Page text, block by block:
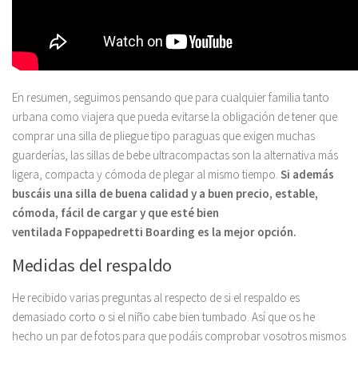
En resumen, seguimos pensando que para cualquier familia tanto
urbana como viajera que pueda evitarse la obligación de tener que
comprar una silla de pliegue tipo paraguas que exigen muchas
guarderías, las sillas de bebe ultracompactas son la alternativa más
ligera, compacta y cómoda de plegar al mismo tiempo. Si además
buscáis una silla de buena calidad y a buen precio, estable,
cómoda, fácil de cargar y que esté bien
ventilada Foppapedretti Boarding es la mejor opción.
Medidas del respaldo
He recibido varias preguntas al respecto de si el respaldo es
demasiado corto o si el niño cabe bien tumbado. Así que os he
hecho un par de fotos para que podáis comprobar vosotros mismos